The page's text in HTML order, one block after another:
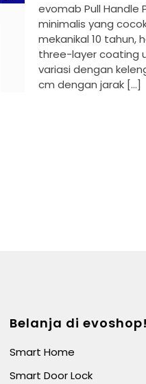
evomab Pull Handle
minimalis yang
mekanikal 10 tahun,
three-layer coating
variasi dengan
cm dengan jarak […]
Belanja di evoshop!
Smart Home
Smart Door Lock